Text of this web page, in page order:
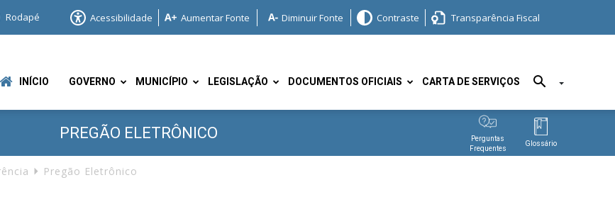
Rodapé Acessibilidade Aumentar Fonte Diminuir Fonte Contraste Transparência Fiscal
INÍCIO GOVERNO MUNICÍPIO LEGISLAÇÃO DOCUMENTOS OFICIAIS CARTA DE SERVIÇOS
PREGÃO ELETRÔNICO
Perguntas
Frequentes
Glossário
Pregão Eletrônico